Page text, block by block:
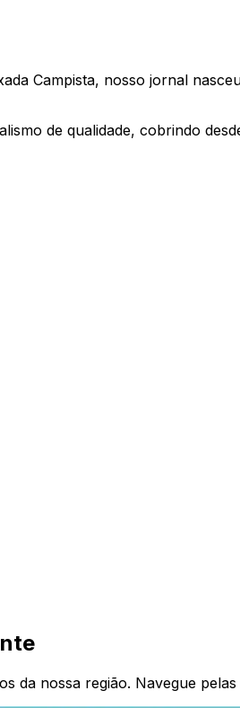
Campista, nosso jornal
de qualidade, cobrindo
da nossa região. Navegue